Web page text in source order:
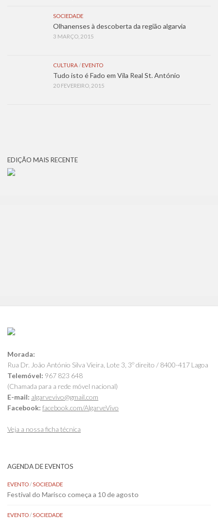
SOCIEDADE
Olhanenses à descoberta da região algarvia
3 MARÇO, 2015
CULTURA/ EVENTO
Tudo isto é Fado em Vila Real St. António
20 FEVEREIRO, 2015
EDIÇÃO MAIS RECENTE
Morada:
Rua Dr. João António Silva Vieira, Lote 3, 3º direito / 8400-417 Lagoa
Telemóvel: 967 823 648
(Chamada para a rede móvel nacional)
E-mail: algarvevivo@gmail.com
Facebook: facebook.com/AlgarveVivo
Veja a nossa ficha técnica
AGENDA DE EVENTOS
EVENTO/SOCIEDADE
Festival do Marisco começa a 10 de agosto
EVENTO/SOCIEDADE